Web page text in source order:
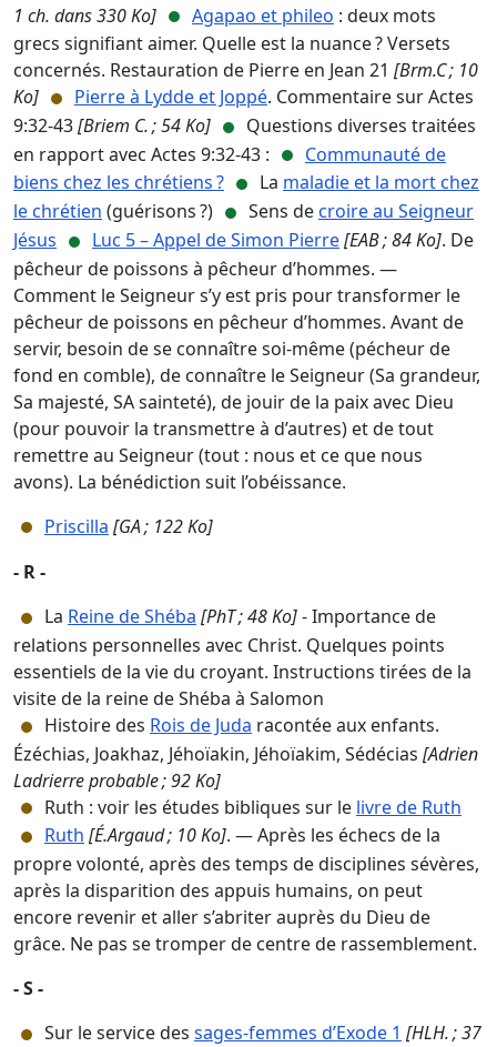
1 ch. dans 330 Ko]
Agapao et phileo : deux mots
grecs signifiant aimer. Quelle est la nuance ? Versets
concernés. Restauration de Pierre en Jean 21 [Brm.C ; 10
Ko]
Pierre à Lydde et Joppé. Commentaire sur Actes
9:32-43[Briem C. ; 54 Ko]
Questions diverses traitées
en rapport avec Actes 9:32-43 :
Communauté de
biens chez les chrétiens ?
La maladie et la mort chez
le chrétien (guérisons ?) Sens decroire au Seigneur
Jésus
Luc 5 – Appel de Simon Pierre[EAB ; 84 Ko]. De
pêcheur de poissons à pêcheur d’hommes. —
Comment le Seigneur s’y est pris pour transformer le
pêcheur de poissons en pêcheur d’hommes. Avant de
servir, besoin de se connaître soi-même (pécheur de
fond en comble), de connaître le Seigneur (Sa grandeur,
Sa majesté, SA sainteté), de jouir de la paix avec Dieu
(pour pouvoir la transmettre à d’autres) et de tout
remettre au Seigneur (tout : nous et ce que nous
avons). La bénédiction suit l’obéissance.
Priscilla [GA ; 122 Ko]
- R -
La Reine de Shéba [PhT ; 48 Ko]- Importance de
relations personnelles avec Christ. Quelques points
essentiels de la vie du croyant. Instructions tirées de la
visite de la reine de Shéba à Salomon
Histoire des Rois de Juda racontée aux enfants.
Ézéchias, Joakhaz, Jéhoïakin, Jéhoïakim, Sédécias [Adrien
Ladrierre probable ; 92 Ko]
Ruth : voir les études bibliques sur le livre de Ruth
Ruth [É.Argaud ; 10 Ko]. — Après les échecs de la
propre volonté, après des temps de disciplines sévères,
après la disparition des appuis humains, on peut
encore revenir et aller s’abriter auprès du Dieu de
grâce. Ne pas se tromper de centre de rassemblement.
- S -
Sur le service des sages-femmes d’Exode 1 [HLH. ; 37